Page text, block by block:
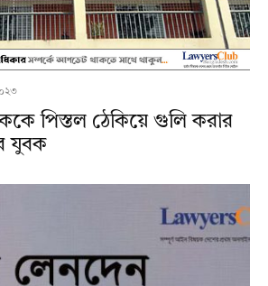
পিস্তল ঠেকিয়ে গুলি করার
যুবক